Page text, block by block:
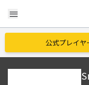
menu
公式プレイ